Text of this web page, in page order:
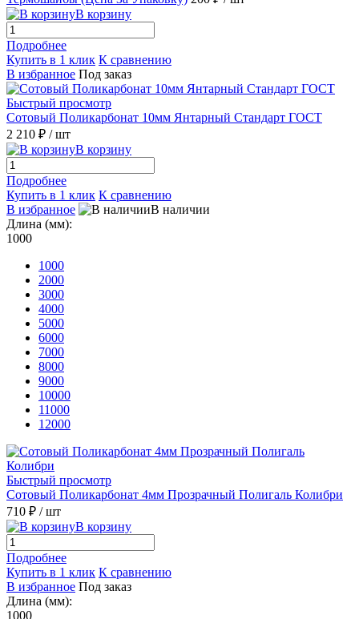
В корзину
Подробнее
Купить в 1 клик К сравнению
В избранное Под заказ
Быстрый просмотр
Сотовый Поликарбонат 10мм Янтарный Стандарт ГОСТ
2 210 ₽ / шт
В корзину
Подробнее
Купить в 1 клик К сравнению
В избранное
В наличии
Длина (мм):
1000
1000
2000
3000
4000
5000
6000
7000
8000
9000
10000
11000
12000
Быстрый просмотр
Сотовый Поликарбонат 4мм Прозрачный Полигаль Колибри
710 ₽ / шт
В корзину
Подробнее
Купить в 1 клик К сравнению
В избранное Под заказ
Длина (мм):
1000